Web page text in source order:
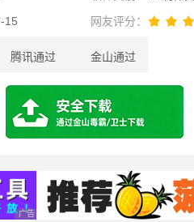
15 网友评分：
腾讯通过 金山通过
广告 商业广告，理性选择